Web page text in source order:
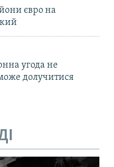
євро на
угода не
долучитися